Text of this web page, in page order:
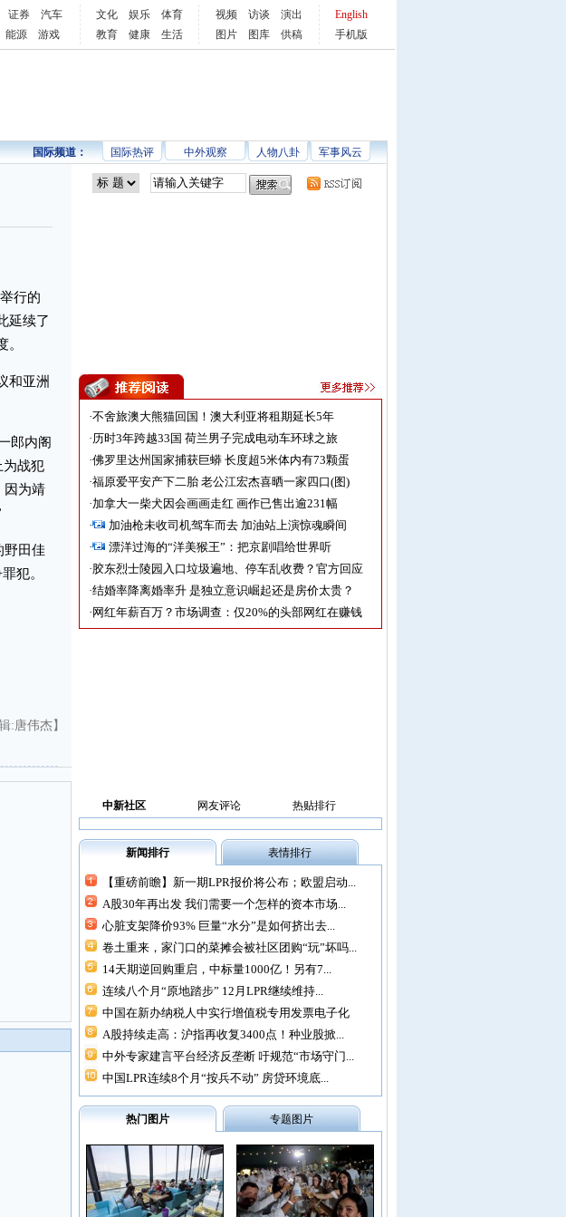
证券
汽车
能源 游戏
文化 娱乐
体育
教育
健康 生活
视频 访谈
演出
图片
图库 供稿
English
手机版
军事风云
人物八卦
中外观察
国际热评
国际频道：
行的
延续了
。
和亚洲
郎内阁
为战犯
因为靖
田佳
犯。
:唐伟杰】
·不舍旅澳大熊猫回国！澳大利亚将租期延长5年
·历时3年跨越33国 荷兰男子完成电动车环球之旅
·佛罗里达州国家捕获巨蟒 长度超5米体内有73颗蛋
·福原爱平安产下二胎 老公江宏杰喜晒一家四口(图)
·加拿大一柴犬因会画画走红 画作已售出逾231幅
·
加油枪未收司机驾车而去 加油站上演惊魂瞬间
·
漂洋过海的“洋美猴王”：把京剧唱给世界听
·胶东烈士陵园入口垃圾遍地、停车乱收费？官方回应
·结婚率降离婚率升 是独立意识崛起还是房价太贵？
· 网红年薪百万？市场调查：仅20%的头部网红在赚钱
中新社区 网友评论 热贴排行
新闻排行 表情排行
【重磅前瞻】新一期LPR报价将公布；欧盟启动...
A股30年再出发 我们需要一个怎样的资本市场...
心脏支架降价93% 巨量“水分”是如何挤出去...
卷土重来，家门口的菜摊会被社区团购“玩”坏吗...
14天期逆回购重启，中标量1000亿！另有7...
连续八个月“原地踏步” 12月LPR继续维持...
中国在新办纳税人中实行增值税专用发票电子化
A股持续走高：沪指再收复3400点！种业股掀...
中外专家建言平台经济反垄断 吁规范“市场守门...
中国LPR连续8个月“按兵不动” 房贷环境底...
热门图片 专题图片